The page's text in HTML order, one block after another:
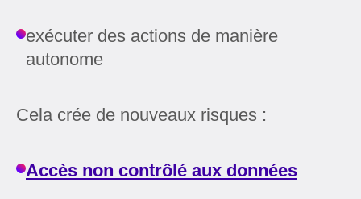
exécuter des actions de manière
autonome
Cela crée de nouveaux risques :
Accès non contrôlé aux données